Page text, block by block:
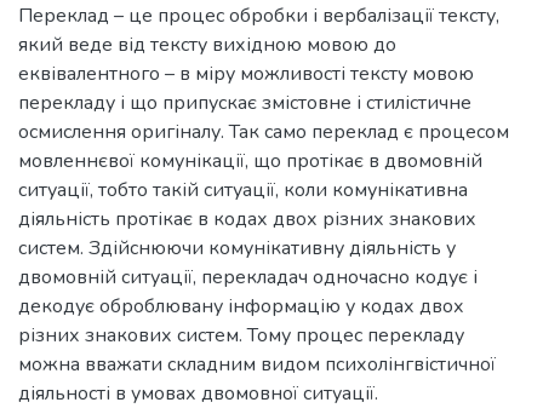
Переклад – це процес обробки і вербалізації тексту,
який веде від тексту вихідною мовою до
еквівалентного – в міру можливості тексту мовою
перекладу і що припускає змістовне і стилістичне
осмислення оригіналу. Так само переклад є процесом
мовленнєвої комунікації, що протікає в двомовній
ситуації, тобто такій ситуації, коли комунікативна
діяльність протікає в кодах двох різних знакових
систем. Здійснюючи комунікативну діяльність у
двомовній ситуації, перекладач одночасно кодує і
декодує оброблювану інформацію у кодах двох
різних знакових систем. Тому процес перекладу
можна вважати складним видом психолінгвістичної
діяльності в умовах двомовної ситуації.